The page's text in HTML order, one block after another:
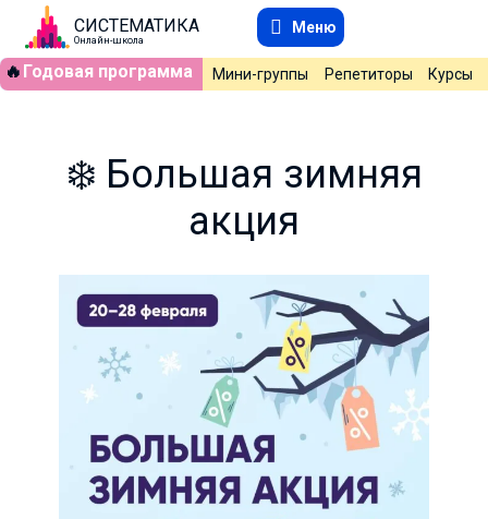
СИСТЕМАТИКА
Онлайн-школа
Меню
🔥 Годовая программа Мини-группы Репетиторы Курсы
❄️ Большая зимняя
акция